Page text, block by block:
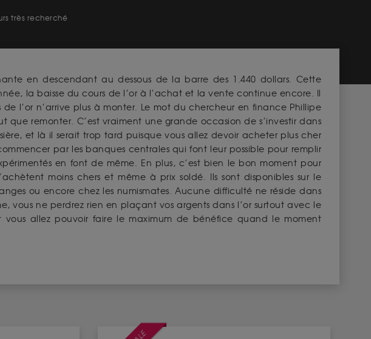
très recherché
en descendant au dessous de la barre des 1.440 dollars. Cette
la baisse du cours de l’or à l’achat et la vente continue encore. Il
l’or n’arrive plus à monter. Le mot du chercheur en finance Phillipe
remonter. C’est vraiment une grande occasion de s’investir dans
et là il serait trop tard puisque vous allez devoir acheter plus cher
par les banques centrales qui font leur possible pour remplir
en font de même. En plus, c’est bien le bon moment pour
moins chers et même à prix soldé. Ils sont disponibles sur le
ou encore chez les numismates. Aucune difficulté ne réside dans
vous ne perdrez rien en plaçant vos argents dans l’or surtout avec le
vous allez pouvoir faire le maximum de bénéfice quand le moment